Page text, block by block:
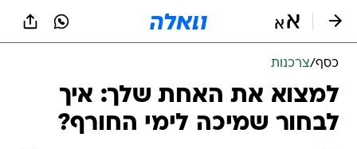
כסף/צרכנות
למצוא את האחת שלך: איך
לבחור שמיכה לימי החורף?